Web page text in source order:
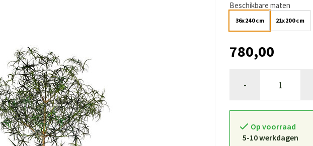
Beschikbare maten
36x240 cm 21x200 cm
780,00
-
Op voorraad
5-10 werkdagen